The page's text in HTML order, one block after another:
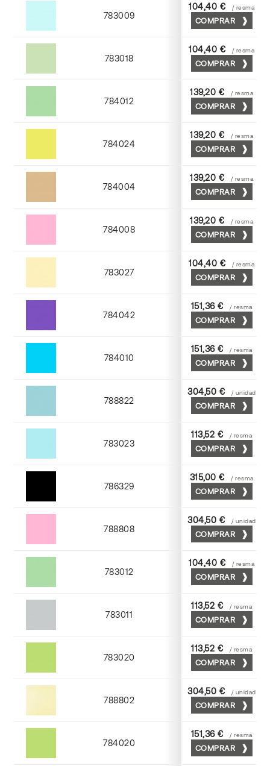
783009
Azul
104,40 € / resma
COMPRAR
783018
Verde
104,40 € / resma
COMPRAR
784012
Nilo
139,20 € / resma
COMPRAR
784024
Cromo
139,20 € / resma
COMPRAR
784004
Moka
139,20 € / resma
COMPRAR
784008
Coral
139,20 € / resma
COMPRAR
783027
Tostado
104,40 € / resma
COMPRAR
784042
Viola
151,36 € / resma
COMPRAR
784010
Mediterraneo
151,36 € / resma
COMPRAR
788822
Turquesa
304,50 € / unidad
COMPRAR
783023
Atlantic
113,52 € / resma
COMPRAR
786329
Negro
315,00 € / resma
COMPRAR
788808
Coral
304,50 € / unidad
COMPRAR
783012
Nilo
104,40 € / resma
COMPRAR
783011
Cendra
113,52 € / resma
COMPRAR
783020
Gespa
113,52 € / resma
COMPRAR
788802
Crema
304,50 € / unidad
COMPRAR
784020
Gespa
151,36 € / resma
COMPRAR